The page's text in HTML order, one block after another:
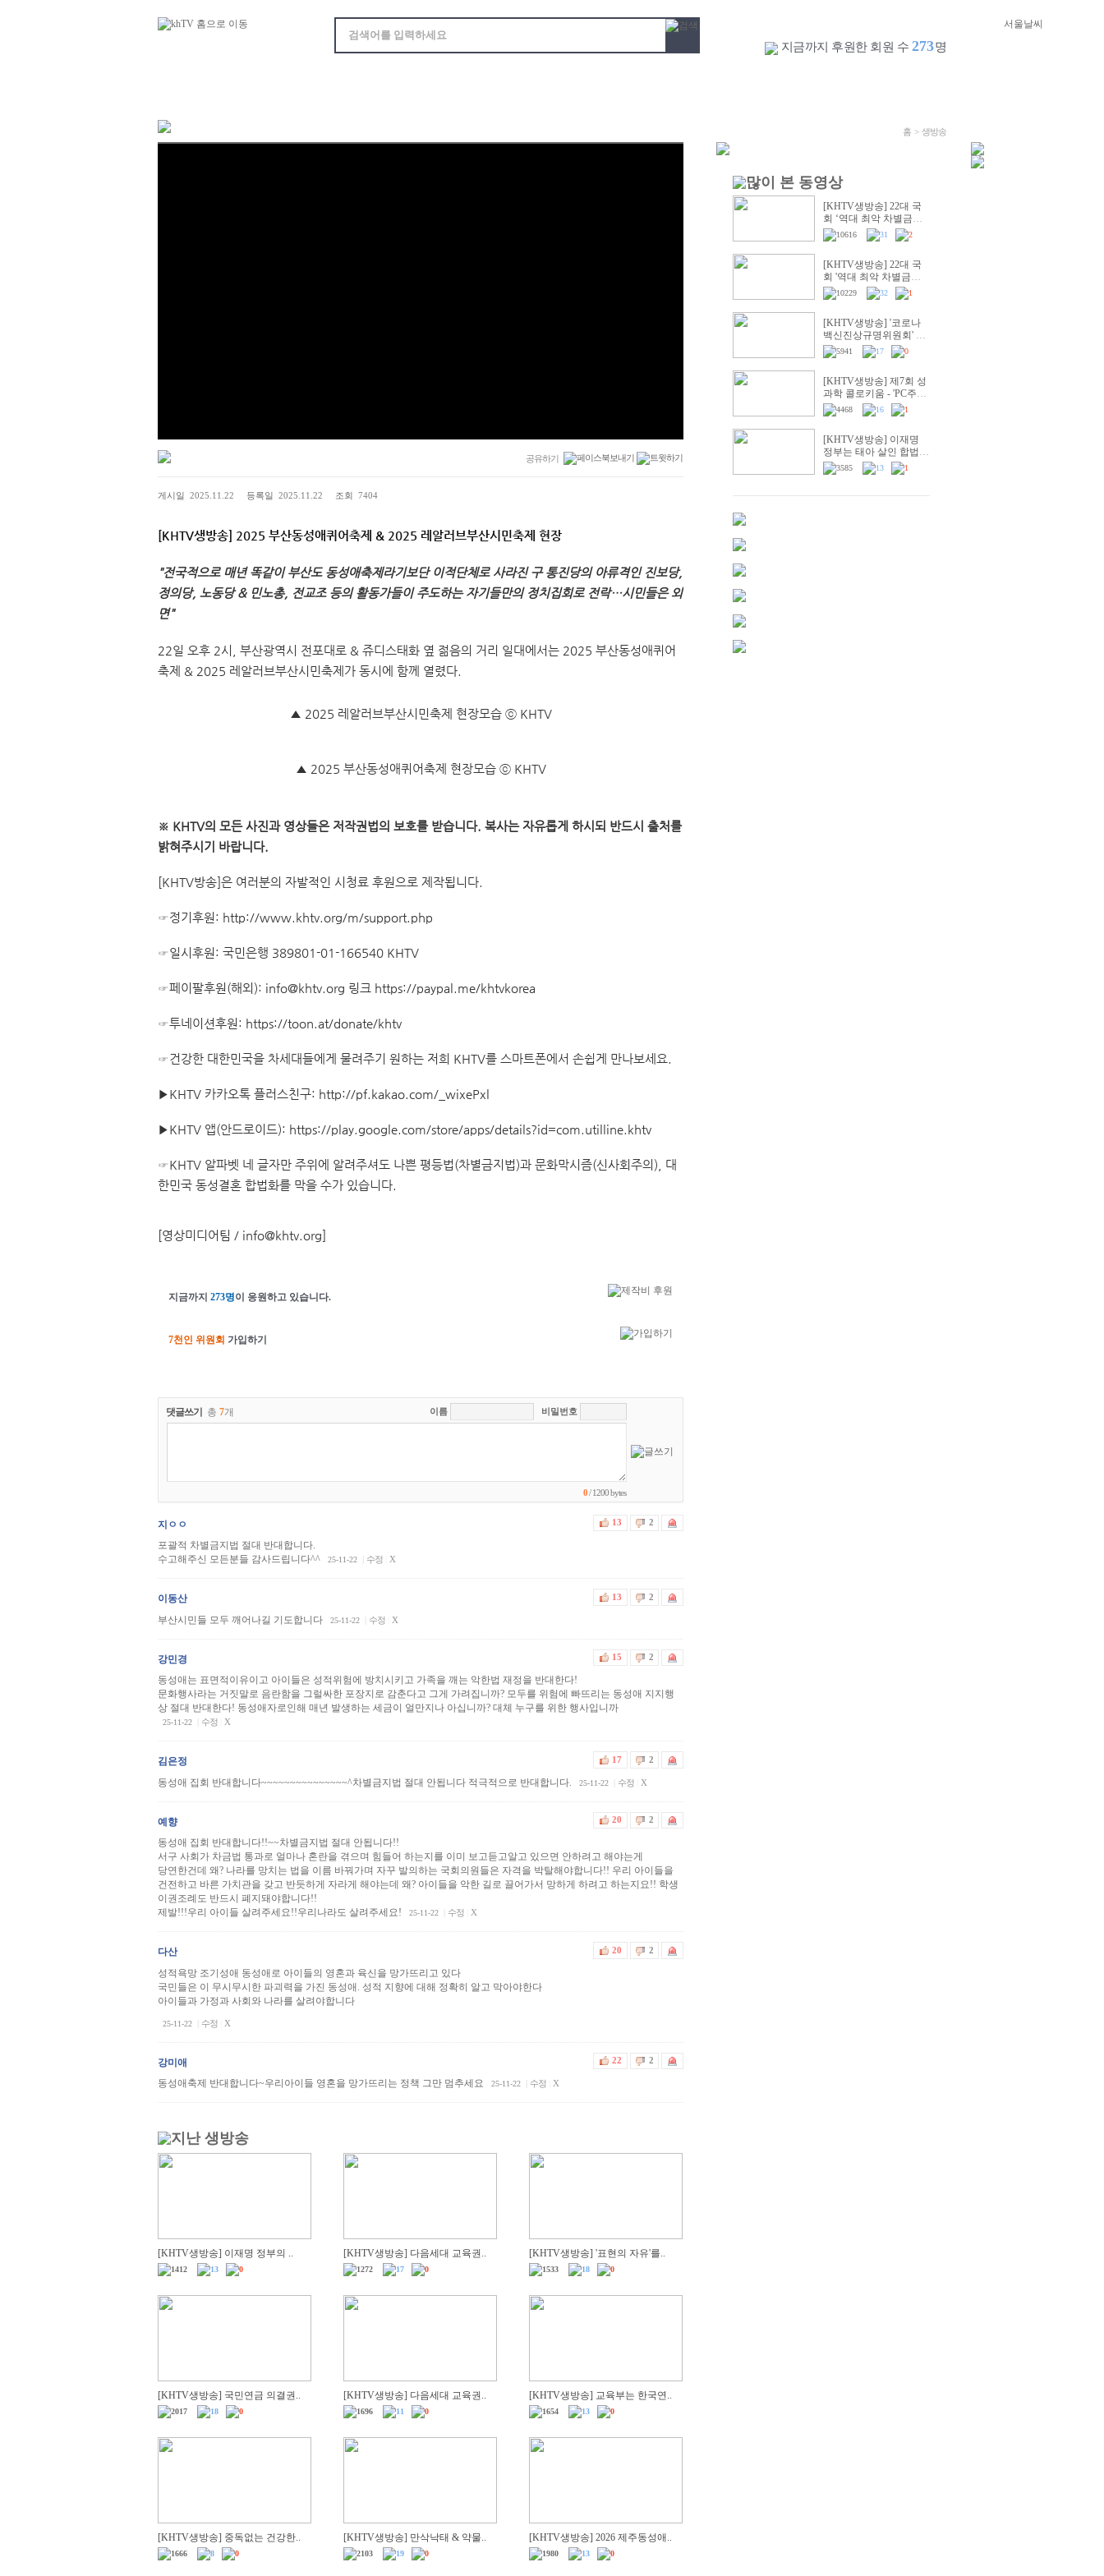
지금까지 후원한 회원 수 273명
공유하기
게시일 2025.11.22 등록일 2025.11.22 조회 7404
[KHTV생방송] 2025 부산동성애퀴어축제 & 2025 레알러브부산시민축제 현장
"전국적으로 매년 똑같이 부산도 동성애축제라기보단 이적단체로 사라진 구 통진당의 아류격인 진보당,
정의당, 노동당 & 민노총, 전교조 등의 활동가들이 주도하는 자기들만의 정치집회로 전락…시민들은 외
면"
22일 오후 2시, 부산광역시 전포대로 & 쥬디스태화 옆 젊음의 거리 일대에서는 2025 부산동성애퀴어
축제 & 2025 레알러브부산시민축제가 동시에 함께 열렸다.
▲ 2025 레알러브부산시민축제 현장모습 ⓒ KHTV
▲ 2025 부산동성애퀴어축제 현장모습 ⓒ KHTV
※ KHTV의 모든 사진과 영상들은 저작권법의 보호를 받습니다. 복사는 자유롭게 하시되 반드시 출처를
밝혀주시기 바랍니다.
[KHTV방송]은 여러분의 자발적인 시청료 후원으로 제작됩니다.
☞정기후원: http://www.khtv.org/m/support.php
☞일시후원: 국민은행 389801-01-166540 KHTV
☞페이팔후원(해외): info@khtv.org 링크 https://paypal.me/khtvkorea
☞투네이션후원: https://toon.at/donate/khtv
☞건강한 대한민국을 차세대들에게 물려주기 원하는 저희 KHTV를 스마트폰에서 손쉽게 만나보세요.
▶KHTV 카카오톡 플러스친구: http://pf.kakao.com/_wixePxl
▶KHTV 앱(안드로이드): https://play.google.com/store/apps/details?id=com.utilline.khtv
☞KHTV 알파벳 네 글자만 주위에 알려주셔도 나쁜 평등법(차별금지법)과 문화막시즘(신사회주의), 대
한민국 동성결혼 합법화를 막을 수가 있습니다.
[영상미디어팀 / info@khtv.org]
지금까지 273명이 응원하고 있습니다.
7천인 위원회 가입하기
댓글쓰기 총 7개 이름 비밀번호
0/ 1200 bytes
지ㅇㅇ 13 2
포괄적 차별금지법 절대 반대합니다.
수고해주신 모든분들 감사드립니다^^
25-11-22 수정 X
이동산 13 2
부산시민들 모두 깨어나길 기도합니다 25-11-22 수정 X
강민경 15 2
동성애는 표면적이유이고 아이들은 성적위험에 방치시키고 가족을 깨는 악한법 재정을 반대한다!
문화행사라는 거짓말로 음란함을 그럴싸한 포장지로 감춘다고 그게 가려집니까? 모두를 위험에 빠뜨리는 동성애 지지행
상 절대 반대한다! 동성애자로인해 매년 발생하는 세금이 얼만지나 아십니까? 대체 누구를 위한 행사입니까
25-11-22 수정 X
김은정 17 2
동성애 집회 반대합니다~~~~~~~~~~~~~~~^차별금지법 절대 안됩니다 적극적으로 반대합니다. 25-11-22 수정 X
예향 20 2
동성애 집회 반대합니다!!~~차별금지법 절대 안됩니다!!
서구 사회가 차금법 통과로 얼마나 혼란을 겪으며 힘들어 하는지를 이미 보고듣고알고 있으면 안하려고 해야는게
당연한건데 왜? 나라를 망치는 법을 이름 바꿔가며 자꾸 발의하는 국회의원들은 자격을 박탈해야합니다!! 우리 아이들을
건전하고 바른 가치관을 갖고 반듯하게 자라게 해야는데 왜? 아이들을 악한 길로 끌어가서 망하게 하려고 하는지요!! 학생
이권조례도 반드시 폐지돼야합니다!!
제발!!!우리 아이들 살려주세요!!우리나라도 살려주세요!
25-11-22 수정 X
다산 20 2
성적욕망 조기성애 동성애로 아이들의 영혼과 육신을 망가뜨리고 있다
국민들은 이 무시무시한 파괴력을 가진 동성애. 성적 지향에 대해 정확히 알고 막아야한다
아이들과 가정과 사회와 나라를 살려야합니다
25-11-22 수정 X
강미애 22 2
동성애축제 반대합니다~우리아이들 영혼을 망가뜨리는 정책 그만 멈추세요 25-11-22 수정 X
[KHTV생방송] 이재명 정부의 ..
1412 13 0
[KHTV생방송] 다음세대 교육권..
1272 17 0
[KHTV생방송] '표현의 자유'를..
1533 18 0
[KHTV생방송] 국민연금 의결권..
2017 18 0
[KHTV생방송] 다음세대 교육권..
1696 11 0
[KHTV생방송] 교육부는 한국연..
1654 13 0
[KHTV생방송] 중독없는 건강한..
1666 8 0
[KHTV생방송] 만삭낙태 & 약물..
2103 19 0
[KHTV생방송] 2026 제주동성애..
1980 13 0
홈 > 생방송
[KHTV생방송] 22대 국
회 ‘역대 최악 차별금지
법’ 반대 거룩한방파제
통합국민대회
10616 31 2
[KHTV생방송] 22대 국
회 '역대 최악 차별금지
법' 반대 거룩한방파제부
산국민대회
10229 32 1
[KHTV생방송] '코로나
백신진상규명위원회' 출
범촉구 국회 기자회견
5941 17 0
[KHTV생방송] 제7회 성
과학 콜로키움 - 'PC주의
& 의학'
4468 16 1
[KHTV생방송] 이재명
정부는 태아 살인 합법화
시도 즉각 중단하라!
3585 13 1